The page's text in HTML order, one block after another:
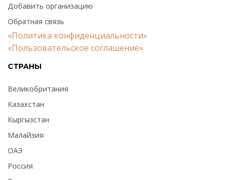
Добавить организацию
Обратная связь
«Политика конфиденциальности»
«Пользовательское соглашение»
СТРАНЫ
Великобритания
Казахстан
Кыргызстан
Малайзия
ОАЭ
Россия